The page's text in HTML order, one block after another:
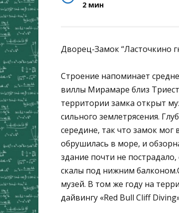
2 мин
Дворец-Замок “Ласточкино
Строение напоминает
виллы Мирамаре близ
территории замка открыт
сильного землетрясения.
середине, так что замок
обрушилась в море, и
здание почти не
скалы под нижним
музей. В том же году на
дайвингу «Red Bull Cliff